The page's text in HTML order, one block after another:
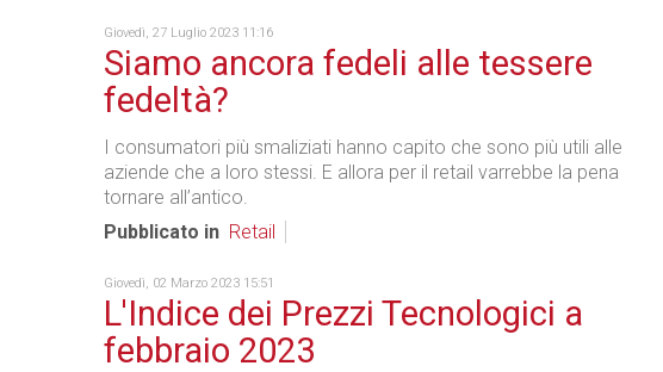
Giovedì, 27 Luglio 2023 11:16
Siamo ancora fedeli alle tessere
fedeltà?
I consumatori più smaliziati hanno capito che sono più utili alle
aziende che a loro stessi. E allora per il retail varrebbe la pena
tornare all’antico.
Pubblicato in Retail
Giovedì, 02 Marzo 2023 15:51
L'Indice dei Prezzi Tecnologici a
febbraio 2023